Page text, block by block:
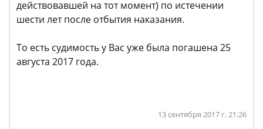
действовавшей на тот момент) по истечении
шести лет после отбытия наказания.
То есть судимость у Вас уже была погашена 25
августа 2017 года.
13 сентября 2017 г. 21:26